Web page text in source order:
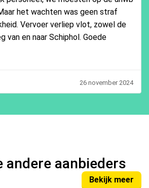
het wachten was geen straf
Vervoer verliep vlot, zowel de
van en naar Schiphol. Goede
26 november 2024
andere aanbieders
Bekijk meer